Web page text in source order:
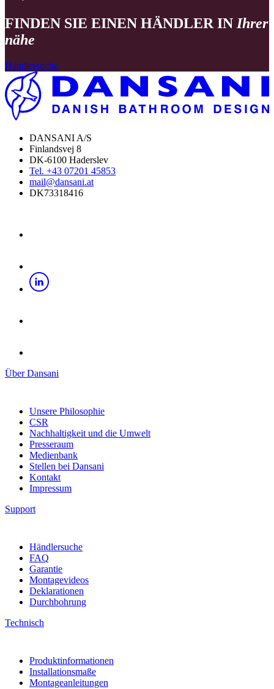
FINDEN SIE EINEN HÄNDLER IN Ihrer
nähe
Händlersuche
DANSANI A/S
Finlandsvej 8
DK-6100 Haderslev
Tel. +43 07201 45853
mail@dansani.at
DK73318416
Über Dansani
Unsere Philosophie
CSR
Nachhaltigkeit und die Umwelt
Presseraum
Medienbank
Stellen bei Dansani
Kontakt
Impressum
Support
Händlersuche
FAQ
Garantie
Montagevideos
Deklarationen
Durchbohrung
Technisch
Produktinformationen
Installationsmaße
Montageanleitungen